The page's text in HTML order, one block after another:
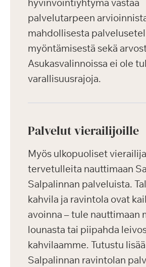
hyvinvointiyhtymä vastaa
palvelutarpeen
mahdollisesta
myöntämisestä sekä
Asukasvalinnoissa ei ole
varallisuusrajoja.
Palvelut vierailijoille
Myös ulkopuoliset
tervetulleita nauttimaan
Salpalinnan palveluista.
kahvila ja ravintola ovat
avoinna – tule nauttimaan
lounasta tai piipahda
kahvilaamme. Tutustu
Salpalinnan ravintolan